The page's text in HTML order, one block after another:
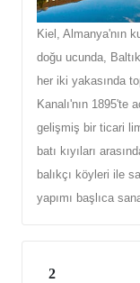
Kiel, Almanya'nın
doğu ucunda,
her iki yakasında
Kanalı'nın 1895'te
gelişmiş bir ticari
batı kıyıları
balıkçı köyleri ile
yapımı başlıca
2